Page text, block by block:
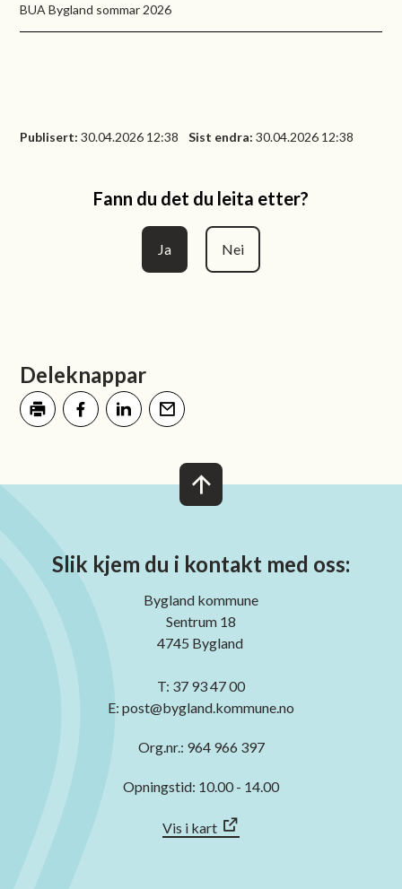
BUA Bygland sommar 2026
Publisert 30.04.2026 12:38 Sist endra 30.04.2026 12:38
Fann du det du leita etter?
Ja Nei
Deleknappar
Slik kjem du i kontakt med oss:
Bygland kommune
Sentrum 18
4745 Bygland
T: 37 93 47 00
E: post@bygland.kommune.no
Org.nr.: 964 966 397
Opningstid: 10.00 - 14.00
Vis i kart